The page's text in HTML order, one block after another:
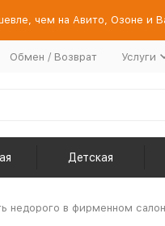
чем на Авито, Озоне и
Обмен / Возврат Услуги
Детская
недорого в фирменном